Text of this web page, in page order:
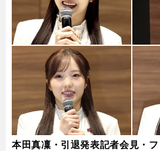
本田真凜・引退発表記者会見・